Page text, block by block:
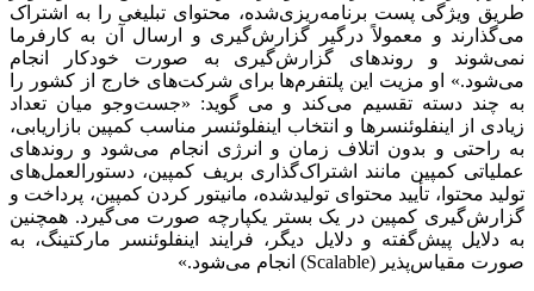
طریق ویژگی پست برنامه‌ریزی‌شده، محتوای تبلیغی را به اشتراک
می‌گذارند و معمولاً درگیر گزارش‌گیری و ارسال آن به کارفرما
نمی‌شوند و روندهای گزارش‌گیری به صورت خودکار انجام
می‌شود.» او مزیت این پلتفرم‌ها برای شرکت‌های خارج از کشور را
به چند دسته تقسیم می‌کند و می ‌گوید: «جست‌وجو میان تعداد
زیادی از اینفلوئنسرها و انتخاب اینفلوئنسر مناسب کمپین بازاریابی،
به راحتی و بدون اتلاف زمان و انرژی انجام می‌شود و روندهای
عملیاتی کمپین مانند اشتراک‌گذاری بریف کمپین، دستورالعمل‌های
تولید محتوا، تأیید محتوای تولیدشده، مانیتور کردن کمپین، پرداخت و
گزارش‌گیری کمپین در یک بستر یکپارچه صورت می‌گیرد. همچنین
به دلایل پیش‌گفته و دلایل دیگر، فرایند اینفلوئنسر مارکتینگ، به
صورت مقیاس‌پذیر (Scalable) انجام می‌شود.»